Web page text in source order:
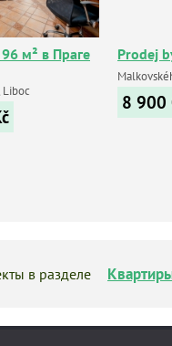
м² в Праге
Liboc
Prodej
8 900
в разделе